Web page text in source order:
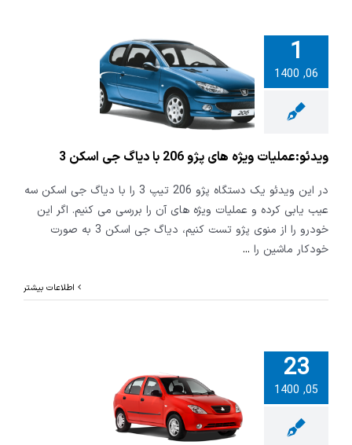
1
06, 1400ویژه
های پژو 206 با دیاگ
ویدئو:عملیات ویژه های پژو 206 با دیاگ جی اسکن 3
در این ویدئو یک دستگاه پژو 206 تیپ 3 را با دیاگ جی اسکن سه
عیب یابی کرده و عملیات ویژه های آن را بررسی می کنیم. اگر این
خودرو را از منوی پژو تست کنیم، دیاگ جی اسکن 3 به صورت
خودکار ماشین را ...
اطلاعات بیشتر
23
05, 1400
یابی
جی اسکن 3